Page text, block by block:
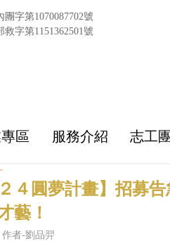
字第1070087702號
字第1151362501號
區 服務介紹 志工
２４圓夢計畫】招募
藝！
者-劉品羿